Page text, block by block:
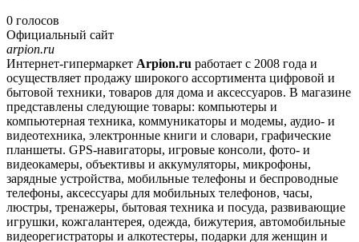
0 голосов
Официальный сайт
arpion.ru
Интернет-гипермаркет Arpion.ru работает с 2008 года и
осуществляет продажу широкого ассортимента цифровой и
бытовой техники, товаров для дома и аксессуаров. В магазине
представлены следующие товары: компьютеры и
компьютерная техника, коммуникаторы и модемы, аудио- и
видеотехника, электронные книги и словари, графические
планшеты. GPS-навигаторы, игровые консоли, фото- и
видеокамеры, объективы и аккумуляторы, микрофоны,
зарядные устройства, мобильные телефоны и беспроводные
телефоны, аксессуары для мобильных телефонов, часы,
люстры, тренажеры, бытовая техника и посуда, развивающие
игрушки, кожгалантерея, одежда, бижутерия, автомобильные
видеорегистраторы и алкотестеры, подарки для женщин и